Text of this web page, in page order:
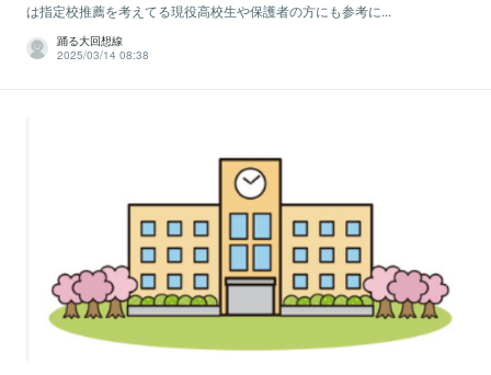
は指定校推薦を考えてる現役高校生や保護者の方にも参考に...
踊る大回想線
2025/03/14 08:38